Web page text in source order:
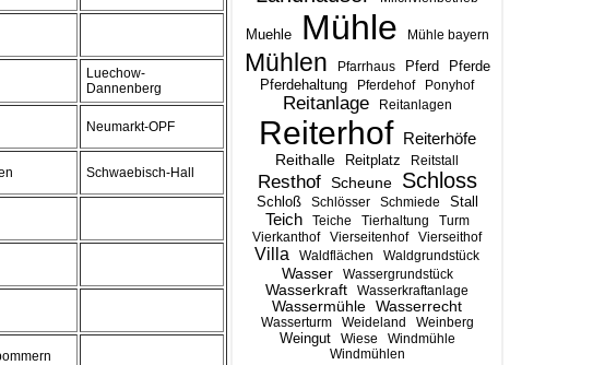
Muehle Mühle Mühle bayern
Mühlen Pfarrhaus Pferd Pferde
Pferdehaltung Pferdehof Ponyhof
Reitanlage Reitanlagen
Reiterhof Reiterhöfe
Reithalle Reitplatz Reitstall
Resthof Scheune Schloss
Schloß Schlösser Schmiede Stall
Teich Teiche Tierhaltung
Turm
Vierkanthof
Vierseitenhof Vierseithof
Villa Waldflächen Waldgrundstück
Wasser Wassergrundstück
Wasserkraft Wasserkraftanlage
Wassermühle Wasserrecht
Wasserturm Weideland Weinberg
Weingut Wiese
Windmühle
Windmühlen
Luechow-
Dannenberg
Neumarkt-OPF
Schwaebisch-Hall